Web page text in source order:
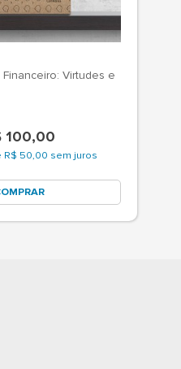
Virtudes e
100,00
R$ 50,00 sem juros